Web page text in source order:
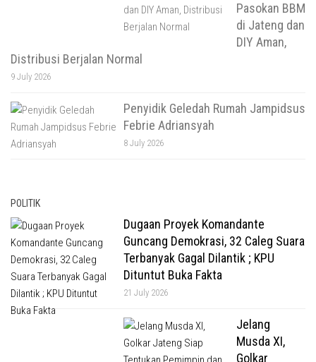
Pasokan BBM
di Jateng dan
DIY Aman,
Distribusi Berjalan Normal
9 July 2026
Penyidik Geledah Rumah Jampidsus
Febrie Adriansyah
8 July 2026
POLITIK
Dugaan Proyek Komandante
Guncang Demokrasi, 32 Caleg Suara
Terbanyak Gagal Dilantik ; KPU
Dituntut Buka Fakta
21 July 2026
Jelang
Musda XI,
Golkar